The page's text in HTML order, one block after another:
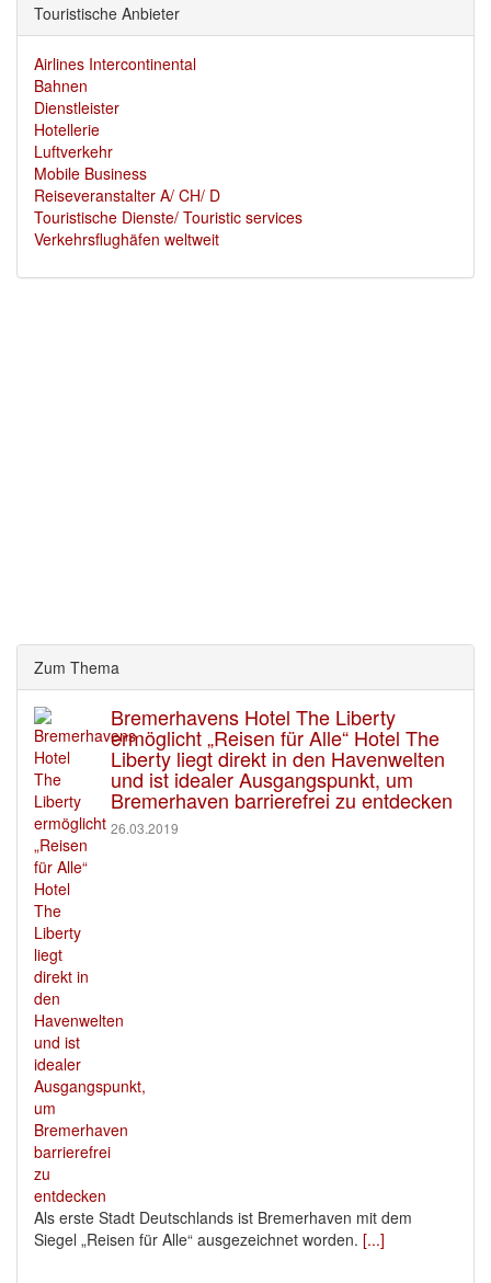
Touristische Anbieter
Airlines Intercontinental
Bahnen
Dienstleister
Hotellerie
Luftverkehr
Mobile Business
Reiseveranstalter A/ CH/ D
Touristische Dienste/ Touristic services
Verkehrsflughäfen weltweit
Zum Thema
Bremerhavens Hotel The Liberty
ermöglicht „Reisen für Alle“ Hotel The
Liberty liegt direkt in den Havenwelten
und ist idealer Ausgangspunkt, um
Bremerhaven barrierefrei zu entdecken
26.03.2019
Als erste Stadt Deutschlands ist Bremerhaven mit dem
Siegel „Reisen für Alle“ ausgezeichnet worden. [...]